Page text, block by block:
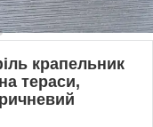
крапельник
тераси,